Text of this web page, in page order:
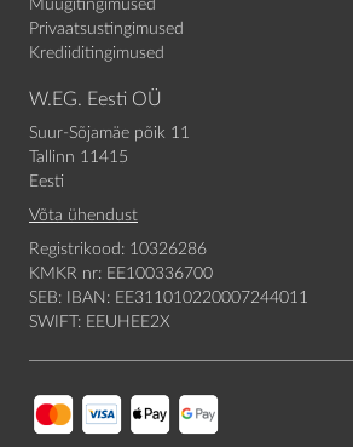
Müügitingimused
Privaatsustingimused
Krediiditingimused
W.EG. Eesti OÜ
Suur-Sõjamäe põik 11
Tallinn 11415
Eesti
Võta ühendust
Registrikood: 10326286
KMKR nr: EE100336700
SEB: IBAN: EE311010220007244011
SWIFT: EEUHEE2X